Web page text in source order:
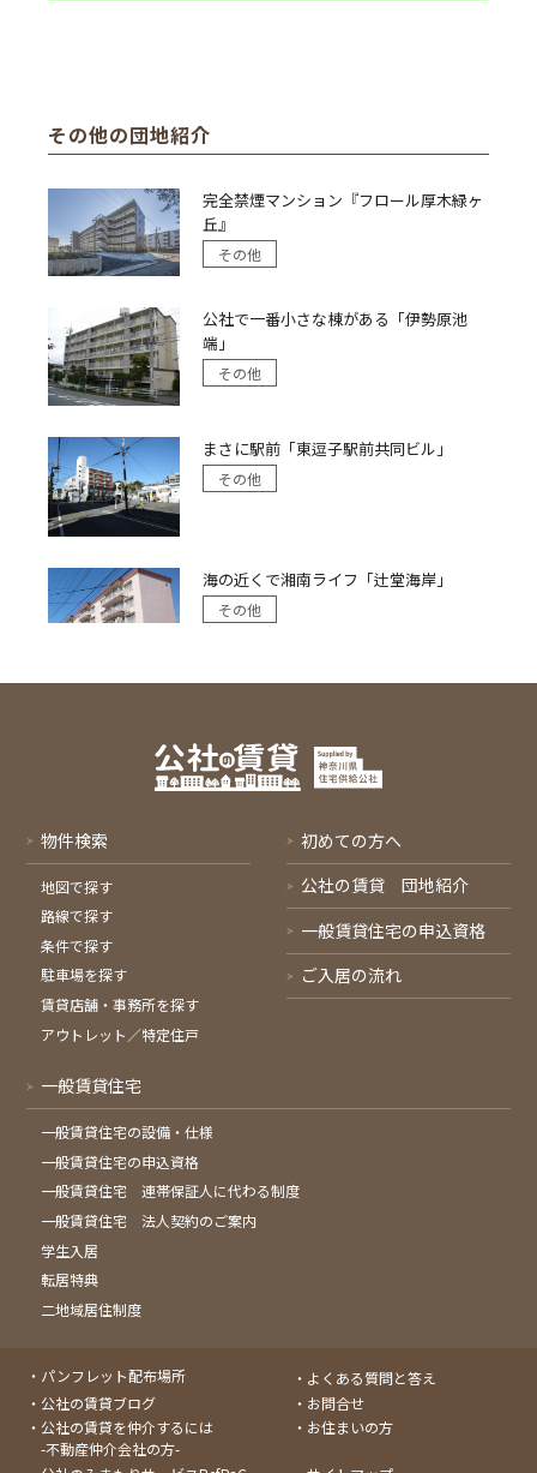
その他の団地紹介
完全禁煙マンション『フロール厚木緑ヶ
丘』
その他
公社で一番小さな棟がある「伊勢原池
端」
その他
まさに駅前「東逗子駅前共同ビル」
その他
海の近くで湘南ライフ「辻堂海岸」
その他
物件検索
地図で探す
路線で探す
条件で探す
駐車場を探す
賃貸店舗・事務所を探す
アウトレット／特定住戸
初めての方へ
公社の賃貸 団地紹介
一般賃貸住宅の申込資格
ご入居の流れ
一般賃貸住宅
一般賃貸住宅の設備・仕様
一般賃貸住宅の申込資格
一般賃貸住宅 連帯保証人に代わる制度
一般賃貸住宅 法人契約のご案内
学生入居
転居特典
二地域居住制度
パンフレット配布場所
よくある質問と答え
公社の賃貸ブログ
お問合せ
公社の賃貸を仲介するには
-不動産仲介会社の方-
お住まいの方